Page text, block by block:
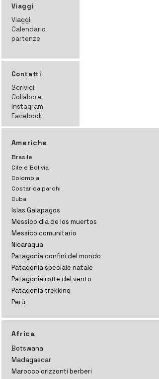
Viaggi
Viaggi
Calendario
partenze
Contatti
Scrivici
Collabora
Instagram
Facebook
Americhe
Brasile
Cile e Bolivia
Colombia
Costarica parchi
Cuba
Islas Galapagos
Messico dia de los muertos
Messico comunitario
Nicaragua
Patagonia confini del mondo
Patagonia speciale natale
Patagonia rotte del vento
Patagonia trekking
Perù
Africa
Botswana
Madagascar
Marocco orizzonti berberi